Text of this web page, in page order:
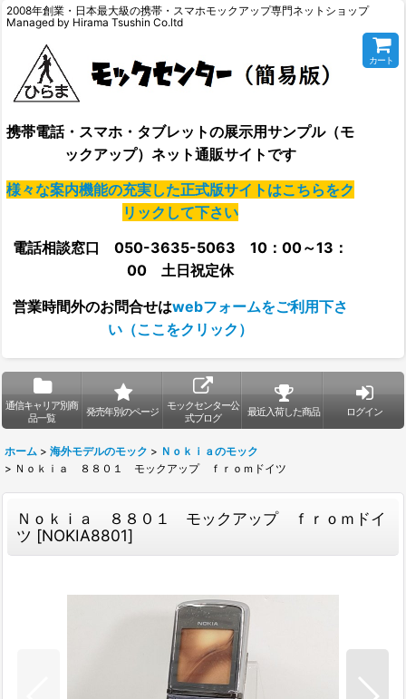
2008年創業・日本最大級の携帯・スマホモックアップ専門ネットショップ
Managed by Hirama Tsushin Co.ltd
携帯電話・スマホ・タブレットの展示用サンプル（モ
ックアップ）ネット通販サイトです
様々な案内機能の充実した正式版サイトはこちらをク
リックして下さい
電話相談窓口 050-3635-5063 10：00～13：
00 土日祝定休
営業時間外のお問合せはwebフォームをご利用下さ
い（ここをクリック）
カート
通信キャリア別商
品一覧
発売年別のページ
モックセンター公
式ブログ
最近入荷した商品 ログイン
ホーム > 海外モデルのモック > Ｎｏｋｉａのモック
> Ｎｏｋｉａ ８８０１ モックアップ ｆｒｏｍドイツ
Ｎｏｋｉａ ８８０１ モックアップ ｆｒｏｍドイ
ツ [NOKIA8801]